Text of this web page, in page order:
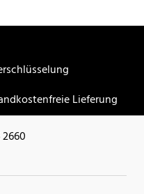
Lieferung
2660